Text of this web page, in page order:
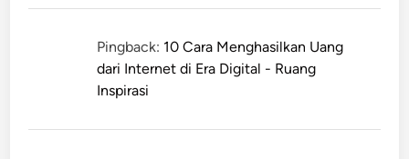
Pingback: 10 Cara Menghasilkan Uang
dari Internet di Era Digital - Ruang
Inspirasi